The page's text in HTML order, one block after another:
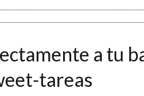
a tu
tareas